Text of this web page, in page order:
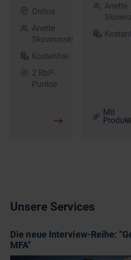
Online
Anette
Skowronsky
Kostenfrei
2 RbP-
Punkte
Anette
Mit
Unsere Services
Die neue Interview-Reihe:
MFA"